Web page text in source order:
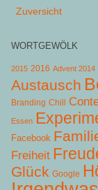
Zuversicht
WORTGEWÖLK
2015 2016 Advent 2014
Austausch
Branding Chill
Essen
Facebook
Freiheit
Glück Google